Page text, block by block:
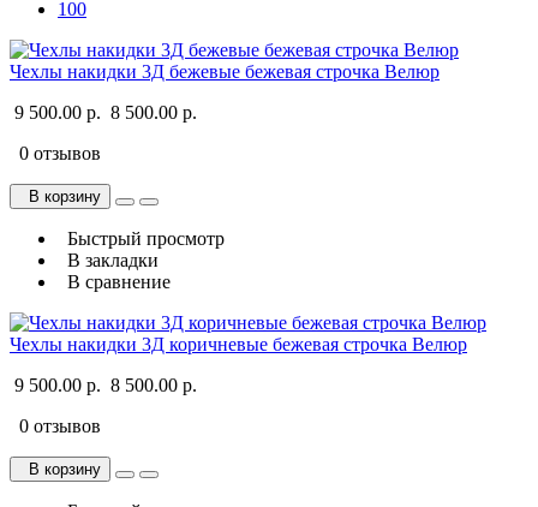
100
Чехлы накидки 3Д бежевые бежевая строчка Велюр
9 500.00 р. 8 500.00 р.
0 отзывов
В корзину
Быстрый просмотр
В закладки
В сравнение
Чехлы накидки 3Д коричневые бежевая строчка Велюр
9 500.00 р. 8 500.00 р.
0 отзывов
В корзину